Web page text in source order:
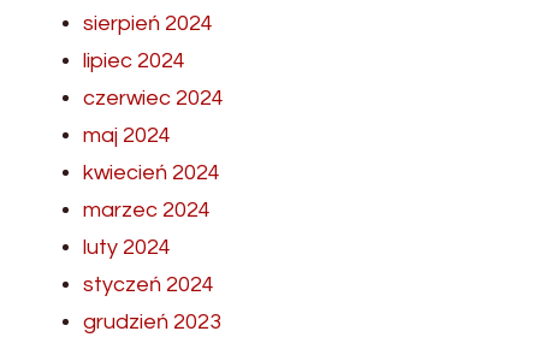
sierpień 2024
lipiec 2024
czerwiec 2024
maj 2024
kwiecień 2024
marzec 2024
luty 2024
styczeń 2024
grudzień 2023